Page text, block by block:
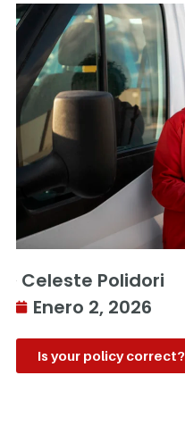
Celeste Polidori
Enero 2, 2026
Is your policy correct?